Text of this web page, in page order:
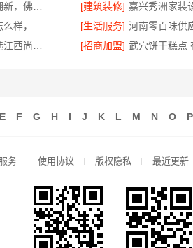
[建筑装修]
[生活服务]
[招商加盟] 武穴饼干糕点
E F G H I J K L M N O P
务 使用协议 版权隐私 最近更新